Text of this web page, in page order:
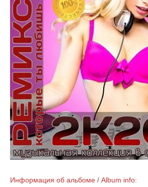
Информация об альбоме / Album info: